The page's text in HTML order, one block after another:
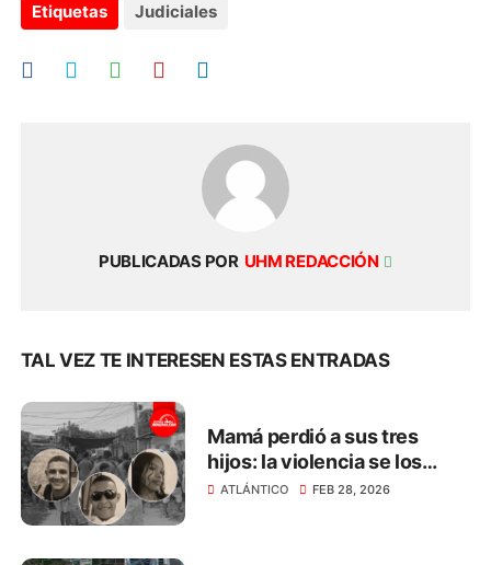
Etiquetas Judiciales
PUBLICADAS POR UHM REDACCIÓN
TAL VEZ TE INTERESEN ESTAS ENTRADAS
Mamá perdió a sus tres
hijos: la violencia se los
arrebató en menos de 3
ATLÁNTICO FEB 28, 2026